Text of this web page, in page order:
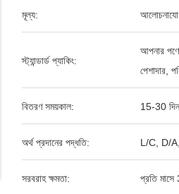
মূল্য:
স্ট্যান্ডার্ড প্যাকিং:
আপনার
পেশাদার,
বিতরণ সময়কাল: 15-30 দিন
অর্থ প্রদানের পদ্ধতি: L/C, D/A,
সরবরাহ ক্ষমতা: প্রতি